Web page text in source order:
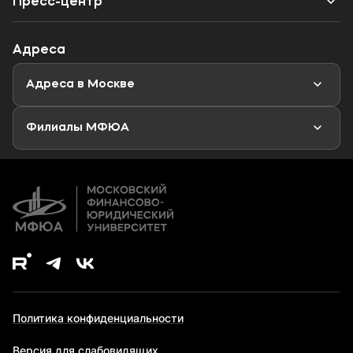
Мероприятия
Специалитет
Магистратура
Аспирантура
Дополнительное образование
Новости
Адреса
Адреса в Москве
Филиалы МФЮА
Политика конфиденциальности
Версия для слабовидящих